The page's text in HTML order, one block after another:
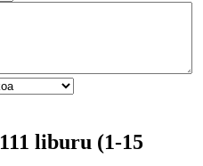
111 liburu (1-15